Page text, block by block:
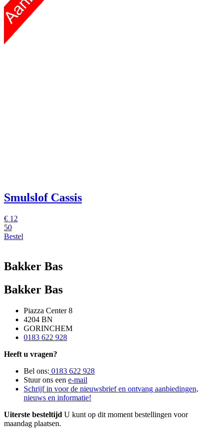
Smulslof Cassis
€ 12
50
Bestel
Bakker Bas
Bakker Bas
Piazza Center 8
4204 BN
GORINCHEM
0183 622 928
Heeft u vragen?
Bel ons: 0183 622 928
Stuur ons een e-mail
Schrijf in voor de nieuwsbrief en ontvang aanbiedingen,
nieuws en informatie!
Uiterste besteltijd U kunt op dit moment bestellingen voor
maandag plaatsen.